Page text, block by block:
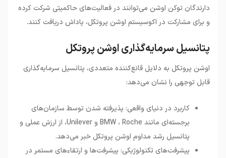
دارندگان توکن اوشن می‌توانند در فعالیت‌های حاکمیتی شرکت کرده
و برای مشارکت در اکوسیستم اوشن پروتکل، پاداش دریافت کنند.
پتانسیل سرمایه‌گذاری اوشن پروتکل
اوشن پروتکل به دلایل قانع‌کننده متعددی، پتانسیل سرمایه‌گذاری
قابل توجهی را نشان می‌دهد:
کاربرد در دنیای واقعی: پذیرفته شدن توسط سازمان‌های
برجسته‌ای مانند BMW ، Roche و Unilever، از ارزش عملی و
پتانسیل رشد مداوم اوشن پروتکل خبر می‌دهد.
پیشرفت‌های تکنولوژیکی: پیشرفت‌ها و ارتقاءهای مستمر در